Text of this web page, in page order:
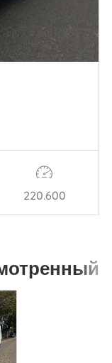
220.600